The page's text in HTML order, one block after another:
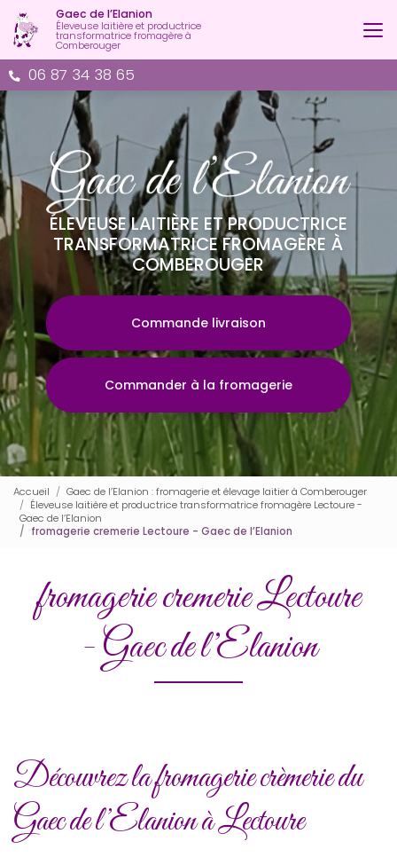
Aller
au
contenu
principal
06 87 34 38 65
Gaec de l’Elanion
Éleveuse laitière et productrice
transformatrice fromagère à
Comberouger
ÉLEVEUSE LAITIÈRE ET PRODUCTRICE
TRANSFORMATRICE FROMAGÈRE À
COMBEROUGER
Commande livraison
Commander à la fromagerie
Accueil
Gaec de l’Elanion : fromagerie et élevage laitier à Comberouger
Éleveuse laitière et productrice transformatrice fromagère Lectoure -
Gaec de l’Elanion
fromagerie cremerie Lectoure - Gaec de l’Elanion
fromagerie cremerie Lectoure
- Gaec de l’Elanion
Découvrez la fromagerie crèmerie du
Gaec de l’Elanion à Lectoure